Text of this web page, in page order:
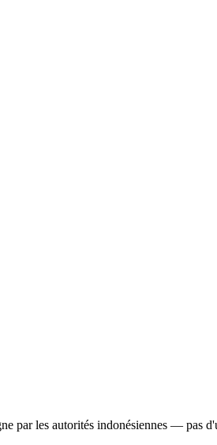
par les autorités indonésiennes — pas